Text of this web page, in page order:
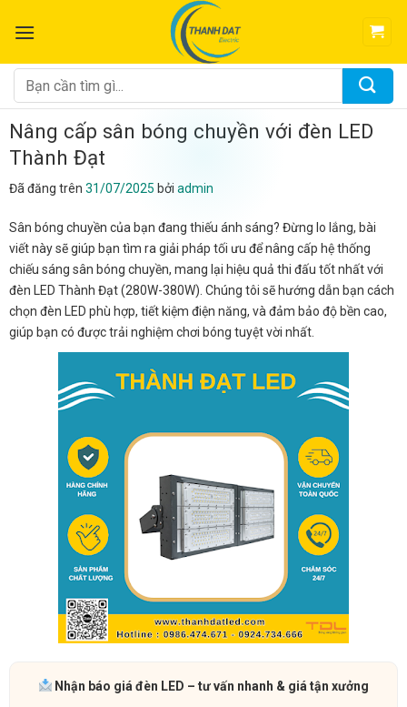
đến
dung
Tìm
kiếm:
Nâng cấp sân bóng chuyền với đèn LED
Thành Đạt
Đã đăng trên 31/07/2025 bởi admin
Sân bóng chuyền của bạn đang thiếu ánh sáng? Đừng lo lắng, bài
viết này sẽ giúp bạn tìm ra giải pháp tối ưu để nâng cấp hệ thống
chiếu sáng sân bóng chuyền, mang lại hiệu quả thi đấu tốt nhất với
đèn LED Thành Đạt (280W-380W). Chúng tôi sẽ hướng dẫn bạn cách
chọn đèn LED phù hợp, tiết kiệm điện năng, và đảm bảo độ bền cao,
giúp bạn có được trải nghiệm chơi bóng tuyệt vời nhất.
Nhận báo giá đèn LED – tư vấn nhanh & giá tận xưởng